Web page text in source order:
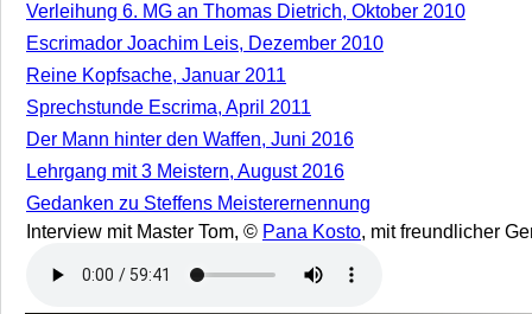
Verleihung 6. MG an Thomas Dietrich, Oktober 2010
Escrimador Joachim Leis, Dezember 2010
Reine Kopfsache, Januar 2011
Sprechstunde Escrima, April 2011
Der Mann hinter den Waffen, Juni 2016
Lehrgang mit 3 Meistern, August 2016
Gedanken zu Steffens Meisterernennung
Interview mit Master Tom, © Pana Kosto, mit freundlicher